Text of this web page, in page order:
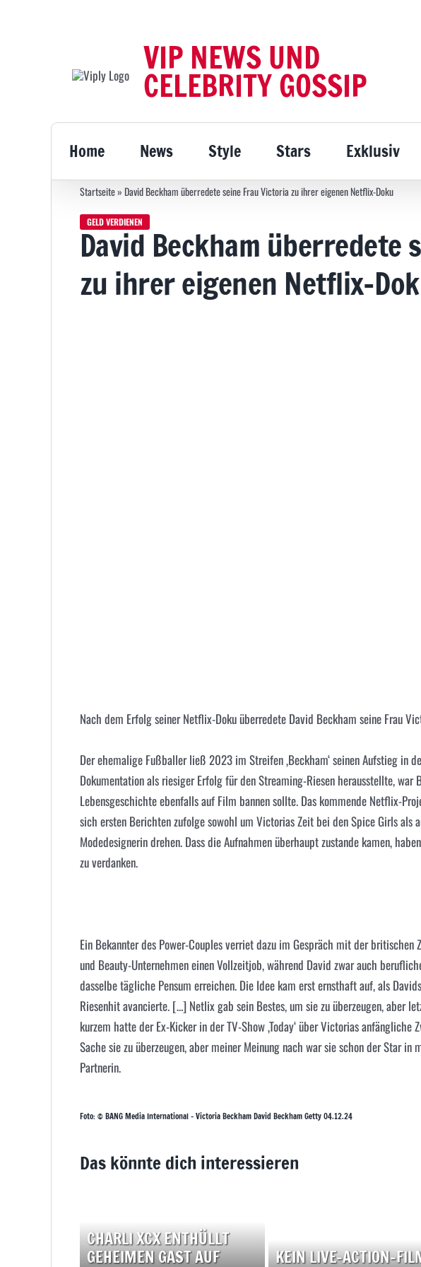
VIP NEWS UND
CELEBRITY GOSSIP
Home News Style Stars Exklusiv
Startseite» David Beckham überredete seine Frau Victoria zu ihrer eigenen Netflix-Doku
GELD VERDIENEN
David Beckham überredete
zu ihrer eigenen Netflix-
Nach dem Erfolg seiner Netflix-Doku überredete David Beckham seine Frau
Der ehemalige Fußballer ließ 2023 im Streifen ‚Beckham‘ seinen Aufstieg in
Dokumentation als riesiger Erfolg für den Streaming-Riesen herausstellte, war
Lebensgeschichte ebenfalls auf Film bannen sollte. Das kommende Netflix-
sich ersten Berichten zufolge sowohl um Victorias Zeit bei den Spice Girls als
Modedesignerin drehen. Dass die Aufnahmen überhaupt zustande kamen,
zu verdanken.
Ein Bekannter des Power-Couples verriet dazu im Gespräch mit der britischen
und Beauty-Unternehmen einen Vollzeitjob, während David zwar auch
dasselbe tägliche Pensum erreichen. Die Idee kam erst ernsthaft auf, als
Riesenhit avancierte. […] Netlixgab sein Bestes, um sie zu überzeugen, aber
kurzem hatte der Ex-Kicker in der TV-Show ‚Today‘ über Victorias
Sache sie zu überzeugen, aber meiner Meinung nach war sie schon der Star in
Partnerin.
Foto: © BANG Media International – Victoria Beckham David Beckham Getty 04.12.24
Das könnte dich interessieren
CHARLI XCX ENTHÜLLT
GEHEIMEN GAST AUF
KEIN LIVE-ACTION-